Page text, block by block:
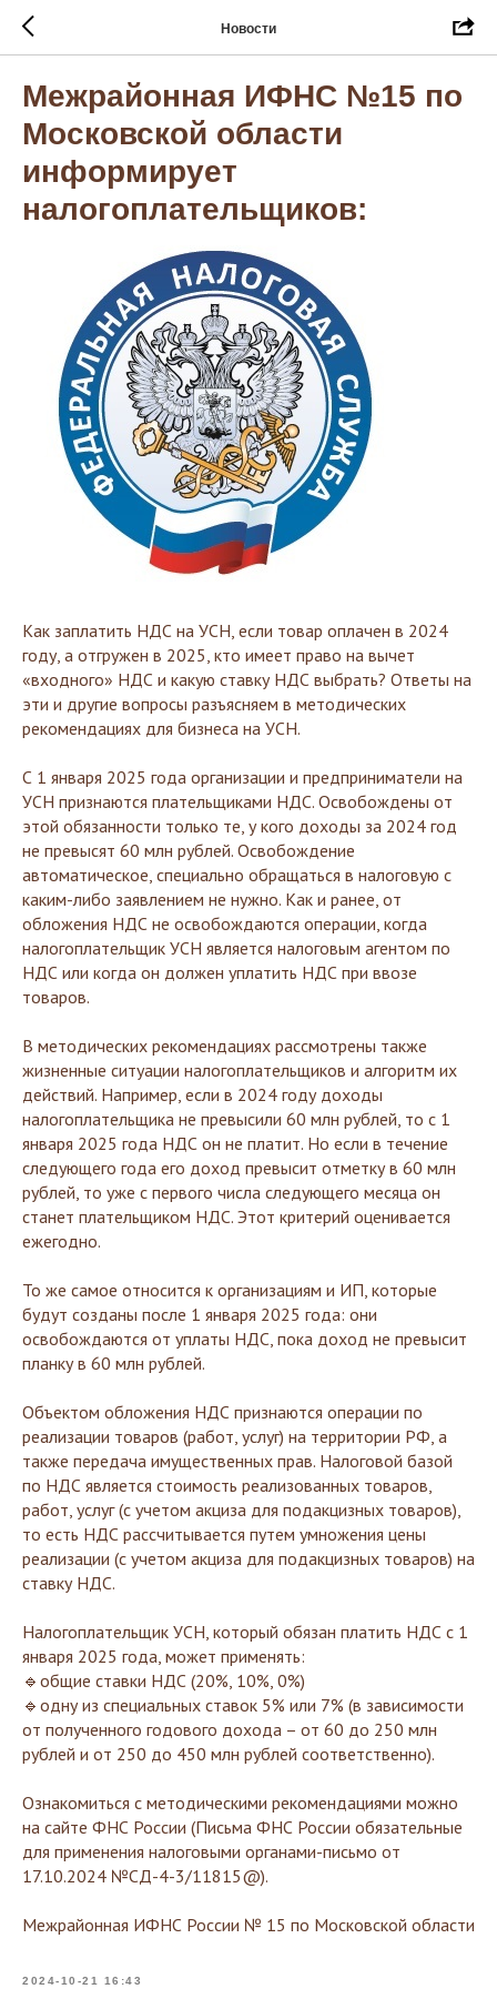
Новости
Межрайонная ИФНС №15 по
Московской области
информирует
налогоплательщиков:
Как заплатить НДС на УСН, если товар оплачен в 2024
году, а отгружен в 2025, кто имеет право на вычет
«входного» НДС и какую ставку НДС выбрать? Ответы на
эти и другие вопросы разъясняем в методических
рекомендациях для бизнеса на УСН.
С 1 января 2025 года организации и предприниматели на
УСН признаются плательщиками НДС. Освобождены от
этой обязанности только те, у кого доходы за 2024 год
не превысят 60 млн рублей. Освобождение
автоматическое, специально обращаться в налоговую с
каким-либо заявлением не нужно. Как и ранее, от
обложения НДС не освобождаются операции, когда
налогоплательщик УСН является налоговым агентом по
НДС или когда он должен уплатить НДС при ввозе
товаров.
В методических рекомендациях рассмотрены также
жизненные ситуации налогоплательщиков и алгоритм их
действий. Например, если в 2024 году доходы
налогоплательщика не превысили 60 млн рублей, то с 1
января 2025 года НДС он не платит. Но если в течение
следующего года его доход превысит отметку в 60 млн
рублей, то уже с первого числа следующего месяца он
станет плательщиком НДС. Этот критерий оценивается
ежегодно.
То же самое относится к организациям и ИП, которые
будут созданы после 1 января 2025 года: они
освобождаются от уплаты НДС, пока доход не превысит
планку в 60 млн рублей.
Объектом обложения НДС признаются операции по
реализации товаров (работ, услуг) на территории РФ, а
также передача имущественных прав. Налоговой базой
по НДС является стоимость реализованных товаров,
работ, услуг (с учетом акциза для подакцизных товаров),
то есть НДС рассчитывается путем умножения цены
реализации (с учетом акциза для подакцизных товаров) на
ставку НДС.
Налогоплательщик УСН, который обязан платить НДС с 1
января 2025 года, может применять:
🔹общие ставки НДС (20%, 10%, 0%)
🔹одну из специальных ставок 5% или 7% (в зависимости
от полученного годового дохода – от 60 до 250 млн
рублей и от 250 до 450 млн рублей соответственно).
Ознакомиться с методическими рекомендациями можно
на сайте ФНС России (Письма ФНС России обязательные
для применения налоговыми органами-письмо от
17.10.2024 №СД-4-3/11815@).
Межрайонная ИФНС России № 15 по Московской области
2024-10-21 16:43